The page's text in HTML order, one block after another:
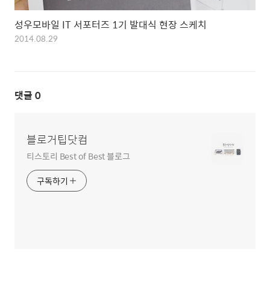
성우모바일 IT 서포터즈 1기 발대식 현장 스케치
2014.08.29
댓글 0
블로거팁닷컴
티스토리 Best of Best 블로그
구독하기